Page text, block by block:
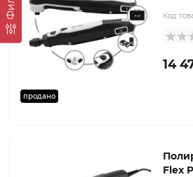
продано
Код
14
Flex